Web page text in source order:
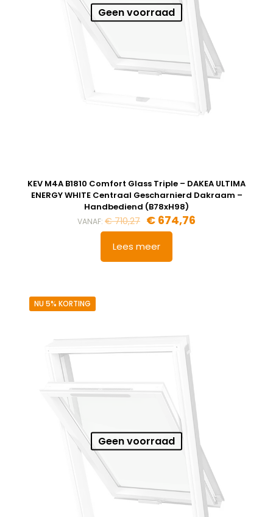
Geen voorraad
KEV M4A B1810 Comfort Glass Triple – DAKEA ULTIMA
ENERGY WHITE Centraal Gescharnierd Dakraam –
Handbediend (B78xH98)
VANAF: €710,27 Oorspronkelijke
prijs
was:
€ 710,27.
€ 674,76
Lees meer
NU 5% KORTING
Geen voorraad